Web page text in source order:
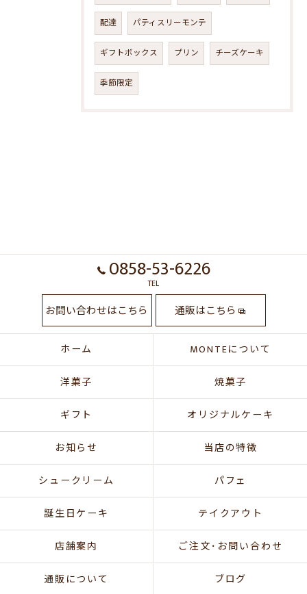
配達 パティスリーモンテ
ギフトボックス プリン チーズケーキ
季節限定
0858-53-6226
TEL
お問い合わせはこちら 通販はこちら
ホーム MONTEについて
洋菓子 焼菓子
ギフト オリジナルケーキ
お知らせ 当店の特徴
シュークリーム パフェ
誕生日ケーキ テイクアウト
店舗案内 ご注文･お問い合わせ
通販について ブログ